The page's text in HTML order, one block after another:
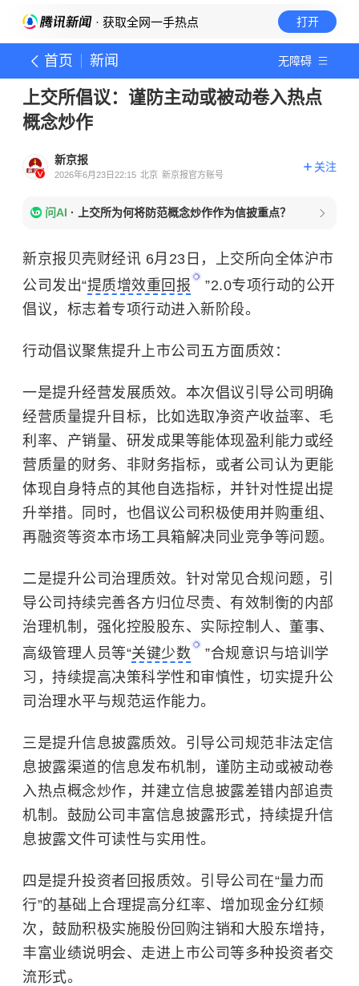
· 获取全网一手热点 打开
首页 新闻 无障碍
上交所倡议：谨防主动或被动卷入热点
概念炒作
新京报
2026年6月23日22:15 北京 新京报官方账号
关注
问AI · 上交所为何将防范概念炒作作为信披重点？
新京报贝壳财经讯 6月23日，上交所向全体沪市
公司发出“提质增效重回报
”2.0专项行动的公开
倡议，标志着专项行动进入新阶段。
行动倡议聚焦提升上市公司五方面质效：
一是提升经营发展质效。本次倡议引导公司明确
经营质量提升目标，比如选取净资产收益率、毛
利率、产销量、研发成果等能体现盈利能力或经
营质量的财务、非财务指标，或者公司认为更能
体现自身特点的其他自选指标，并针对性提出提
升举措。同时，也倡议公司积极使用并购重组、
再融资等资本市场工具箱解决同业竞争等问题。
二是提升公司治理质效。针对常见合规问题，引
导公司持续完善各方归位尽责、有效制衡的内部
治理机制，强化控股股东、实际控制人、董事、
高级管理人员等“关键少数
”合规意识与培训学
习，持续提高决策科学性和审慎性，切实提升公
司治理水平与规范运作能力。
三是提升信息披露质效。引导公司规范非法定信
息披露渠道的信息发布机制，谨防主动或被动卷
入热点概念炒作，并建立信息披露差错内部追责
机制。鼓励公司丰富信息披露形式，持续提升信
息披露文件可读性与实用性。
四是提升投资者回报质效。引导公司在“量力而
行”的基础上合理提高分红率、增加现金分红频
次，鼓励积极实施股份回购注销和大股东增持，
丰富业绩说明会、走进上市公司等多种投资者交
流形式。